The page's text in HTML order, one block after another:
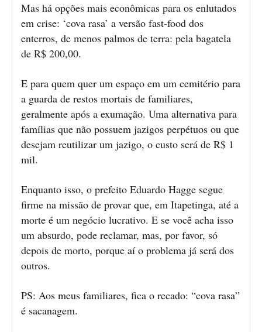
Mas há opções mais econômicas para os enlutados
em crise: ‘cova rasa’ a versão fast-food dos
enterros, de menos palmos de terra: pela bagatela
de R$ 200,00.
E para quem quer um espaço em um cemitério para
a guarda de restos mortais de familiares,
geralmente após a exumação. Uma alternativa para
famílias que não possuem jazigos perpétuos ou que
desejam reutilizar um jazigo, o custo será de R$ 1
mil.
Enquanto isso, o prefeito Eduardo Hagge segue
firme na missão de provar que, em Itapetinga, até a
morte é um negócio lucrativo. E se você acha isso
um absurdo, pode reclamar, mas, por favor, só
depois de morto, porque aí o problema já será dos
outros.
PS: Aos meus familiares, fica o recado: “cova rasa”
é sacanagem.